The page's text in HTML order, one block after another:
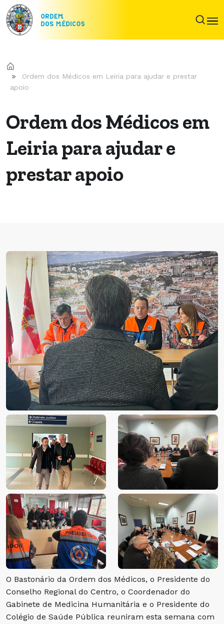
Ordem dos Médicos em Leiria para ajudar e prestar
apoio
Ordem dos Médicos em
Leiria para ajudar e
prestar apoio
O Bastonário da Ordem dos Médicos, o Presidente do
Conselho Regional do Centro, o Coordenador do
Gabinete de Medicina Humanitária e o Presidente do
Colégio de Saúde Pública reuniram esta semana com